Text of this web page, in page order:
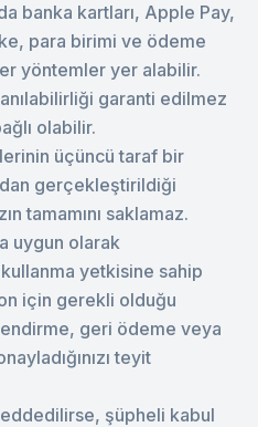
banka kartları, Apple Pay,
para birimi ve ödeme
yöntemler yer alabilir.
garanti edilmez
olabilir.
üçüncü taraf bir
gerçekleştirildiği
tamamını saklamaz.
uygun olarak
kullanma yetkisine sahip
için gerekli olduğu
geri ödeme veya
teyit
şüpheli kabul